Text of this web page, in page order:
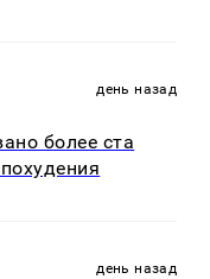
день назад
более ста
день назад